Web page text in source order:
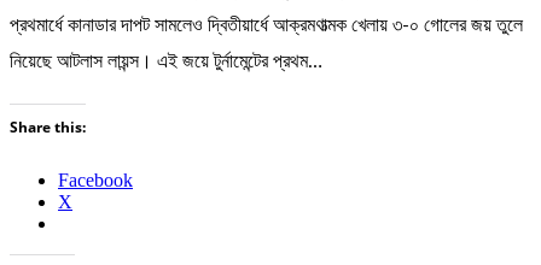
প্রথমার্ধে কানাডার দাপট সামলেও দ্বিতীয়ার্ধে আক্রমণাত্মক খেলায় ৩-০ গোলের জয় তুলে
নিয়েছে আটলাস লায়ন্স। এই জয়ে টুর্নামেন্টের প্রথম…
Share this:
Facebook
X